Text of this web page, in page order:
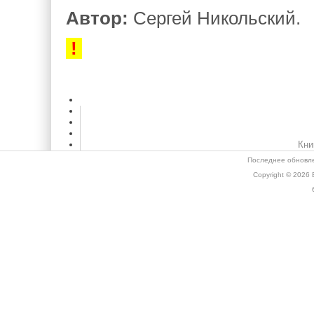
Автор: Сергей Никольский.
!
Последнее
Copyright © 2026